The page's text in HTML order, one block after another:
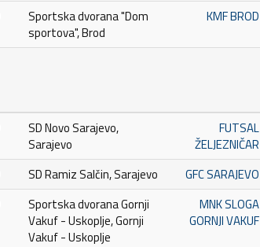
Sportska dvorana "Dom
sportova", Brod
KMF BROD
SD Novo Sarajevo,
Sarajevo
FUTSAL
ŽELJEZNIČAR
SD Ramiz Salčin, Sarajevo GFC SARAJEVO
Sportska dvorana Gornji
Vakuf - Uskoplje, Gornji
Vakuf - Uskoplje
MNK SLOGA
GORNJI VAKUF